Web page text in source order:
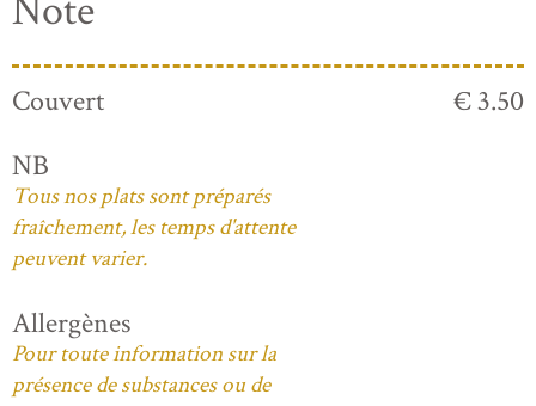
Note
Couvert
€ 3.50
NB
Tous nos plats sont préparés
fraîchement, les temps d'attente
peuvent varier.
Allergènes
Pour toute information sur la
présence de substances ou de